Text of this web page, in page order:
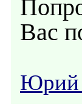
Вас
Юрий